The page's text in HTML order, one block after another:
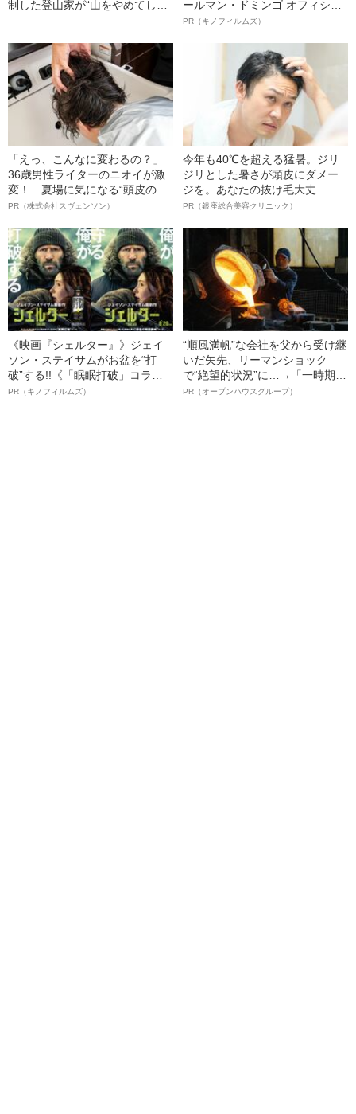
制した登山家が“山をやめてしま
ールマン・ドミンゴ オフィシャ
ルインタビュー“観客を魅了した
語る”《日本興収70億円突破》
PR（キノフィルムズ）
「えっ、こんなに変わるの？」
36歳男性ライターのニオイが激
変！ 夏場に気になる“頭皮のニ
オイ”や“ベタつき”を解消す
ト”が生み出した徹底ケアとは
PR（株式会社スヴェンソン）
今年も40℃を超える猛暑。ジリ
ジリとした暑さが頭皮にダメー
ジを。あなたの抜け毛大丈
夫！？
PR（銀座総合美容クリニック）
《映画『シェルター』》ジェイ
ソン・ステイサムがお盆を“打
破”する!!《「眠眠打破」コラ
ボ》
PR（キノフィルムズ）
“順風満帆”な会社を父から受け継
いだ矢先、リーマンショック
で“絶望的状況”に…→「一時期は
納品3年待ち」のヒット商品を生
PR（オープンハウスグループ）